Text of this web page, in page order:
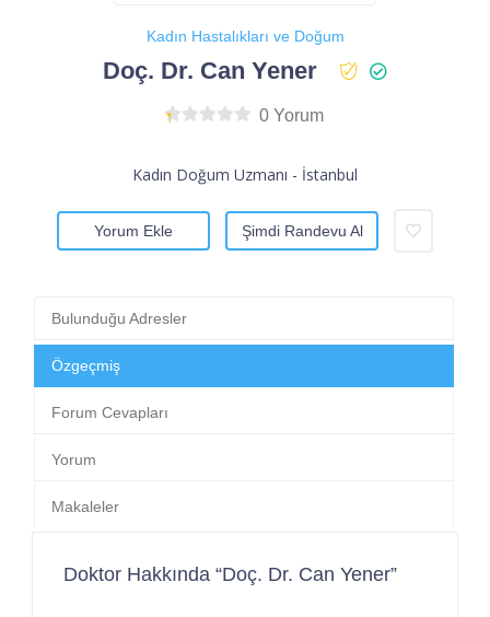
Kadın Hastalıkları ve Doğum
Doç. Dr. Can Yener
0 Yorum
Kadın Doğum Uzmanı - İstanbul
Yorum Ekle Şimdi Randevu Al
Bulunduğu Adresler
Özgeçmiş
Forum Cevapları
Yorum
Makaleler
Doktor Hakkında “Doç. Dr. Can Yener”